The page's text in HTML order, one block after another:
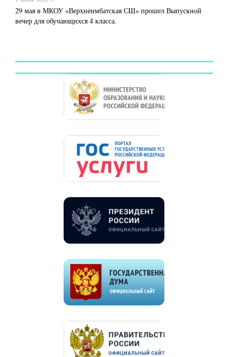
29 мая в МКОУ «Верхнеимбатская СШ» прошел Выпускной
вечер для обучающихся 4 класса.